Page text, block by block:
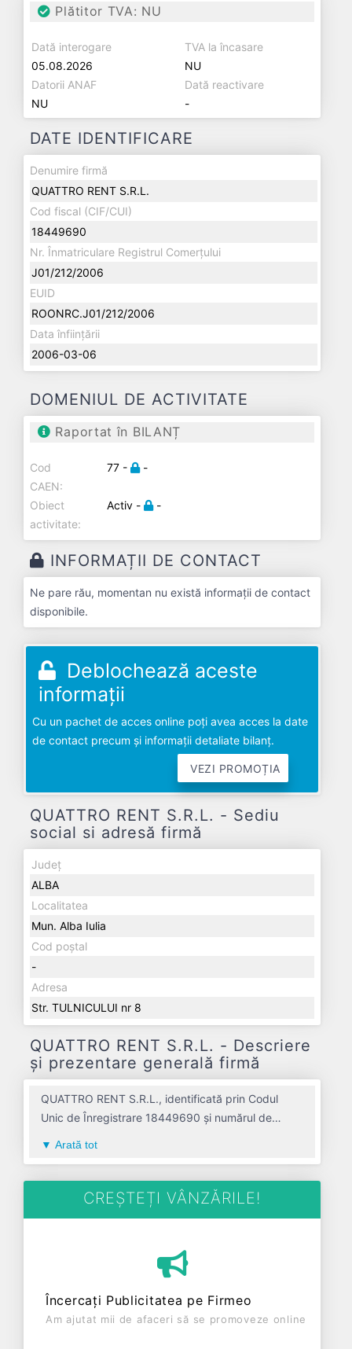
Plătitor TVA: NU
Dată interogare
05.08.2026
TVA la încasare
NU
Datorii ANAF
NU
Dată reactivare
-
DATE IDENTIFICARE
Denumire firmă
QUATTRO RENT S.R.L.
Cod fiscal (CIF/CUI)
18449690
Nr. Înmatriculare Registrul Comerțului
J01/212/2006
EUID
ROONRC.J01/212/2006
Data înființării
2006-03-06
DOMENIUL DE ACTIVITATE
Raportat în BILANȚ
Cod
CAEN:
77 - -
Obiect
activitate:
Activ - -
INFORMAȚII DE CONTACT
Ne pare rău, momentan nu există informații de contact
disponibile.
Deblochează aceste
informații
Cu un pachet de acces online poți avea acces la date
de contact precum și informații detaliate bilanț.
VEZI PROMOȚIA
QUATTRO RENT S.R.L. - Sediu
social si adresă firmă
Județ
ALBA
Localitatea
Mun. Alba Iulia
Cod poștal
-
Adresa
Str. TULNICULUI nr 8
QUATTRO RENT S.R.L. - Descriere
și prezentare generală firmă
QUATTRO RENT S.R.L., identificată prin Codul
Unic de Înregistrare 18449690 și numărul de
rutiere usoare avand codul 7711. Cu sediul social
poziționat în zona de Centru a țării, în judetul
pe piața de profil. QUATTRO RENT S.R.L. a fost
fondată în anul 2006, având o vechime de 20 ani.
profit de 0 RON și o cifră de afaceri de 0 RON,
gestionând operațiunile cu un număr mediu de de
Arată tot
CREȘTEȚI VÂNZĂRILE!
Încercați Publicitatea pe Firmeo
Am ajutat mii de afaceri să se promoveze online